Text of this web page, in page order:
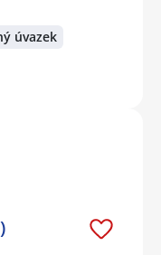
úvazek